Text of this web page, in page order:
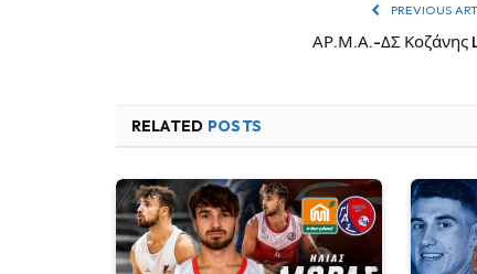
PREVIOUS
ΑΡ.Μ.Α.-ΔΣ Κοζάνης
RELATED POSTS